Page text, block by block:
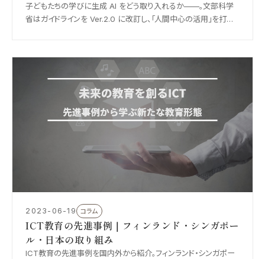
子どもたちの学びに生成 AI をどう取り入れるか——。文部科学
省はガイドラインを Ver.2.0 に改訂し、「人間中心の活用」を打ち
2023-06-19 コラム
ICT教育の先進事例｜フィンランド・シンガポー
ル・日本の取り組み
ICT教育の先進事例を国内外から紹介。フィンランド・シンガポー